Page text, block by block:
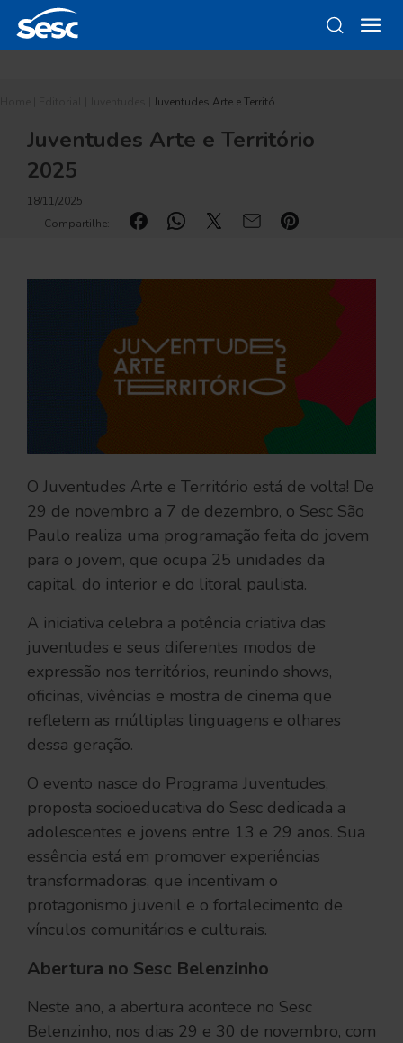
Juventudes Arte e Territó…
Juventudes Arte e Território
2025
18/11/2025
Compartilhe:
O Juventudes Arte e Território está de volta! De
29 de novembro a 7 de dezembro, o Sesc São
Paulo realiza uma programação feita do jovem
para o jovem, que ocupa 25 unidades da
capital, do interior e do litoral paulista.
A iniciativa celebra a potência criativa das
juventudes e seus diferentes modos de
expressão nos territórios, reunindo shows,
oficinas, vivências e mostra de cinema que
refletem as múltiplas linguagens e olhares
dessa geração.
O evento nasce do Programa Juventudes,
proposta socioeducativa do Sesc dedicada a
adolescentes e jovens entre 13 e 29 anos. Sua
essência está em promover experiências
transformadoras, que incentivam o
protagonismo juvenil e o fortalecimento de
vínculos comunitários e culturais.
Abertura no Sesc Belenzinho
Neste ano, a abertura acontece no Sesc
Belenzinho, nos dias 29 e 30 de novembro, com